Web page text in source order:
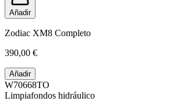
Añadir
Zodiac XM8 Completo
390,00 €
Añadir
W70668TO
Limpiafondos hidráulico